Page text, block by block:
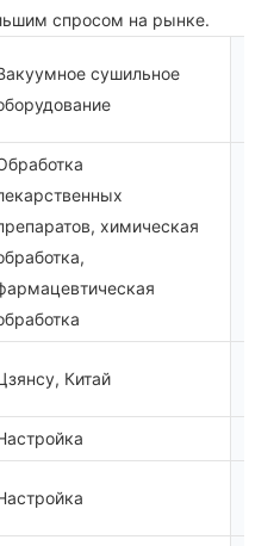
спросом на рынке.
сушильное
химическая
Китай